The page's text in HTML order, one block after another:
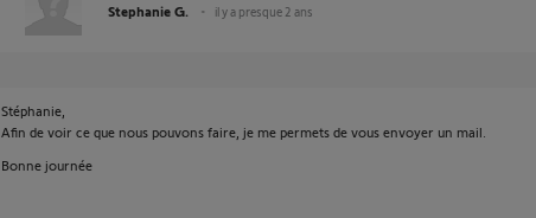
Stephanie G. il y a presque 2 ans
Stéphanie,
Afin de voir ce que nous pouvons faire, je me permets de vous envoyer un mail.
Bonne journée